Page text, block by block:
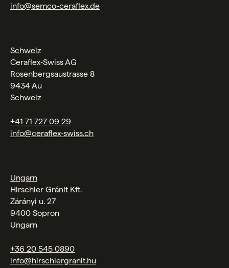
info@semco-ceraflex.de
Schweiz
Ceraflex‑Swiss AG
Rosenbergsaustrasse 8
9434 Au
Schweiz
+41 71 727 09 29
info@ceraflex-swiss.ch
Ungarn
Hirschler Gránit Kft.
Zárányi u. 27
9400 Sopron
Ungarn
+36 20 545 0890
info@hirschlergranit.hu